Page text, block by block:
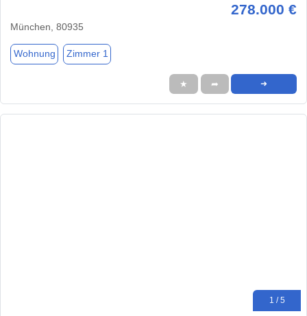
278.000 €
München, 80935
Wohnung Zimmer 1
★ ➦ ➜
1 / 5